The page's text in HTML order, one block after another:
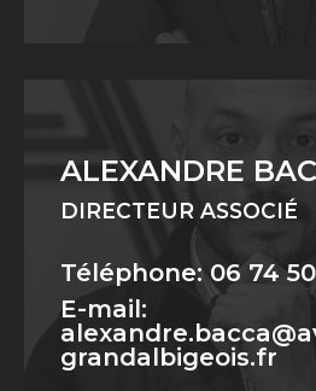
ALEXANDRE
DIRECTEUR ASSOCIÉ
Téléphone: 06 74
E-mail:
grandalbigeois.fr